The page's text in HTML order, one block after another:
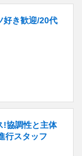
好き歓迎/20代
!協調性と主体
行スタッフ